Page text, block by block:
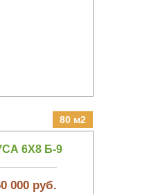
80 м2
6Х8 Б-9
000 руб.